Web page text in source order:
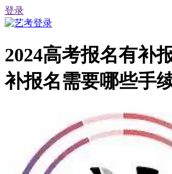
登录
2024高考报名有补
补报名需要哪些手